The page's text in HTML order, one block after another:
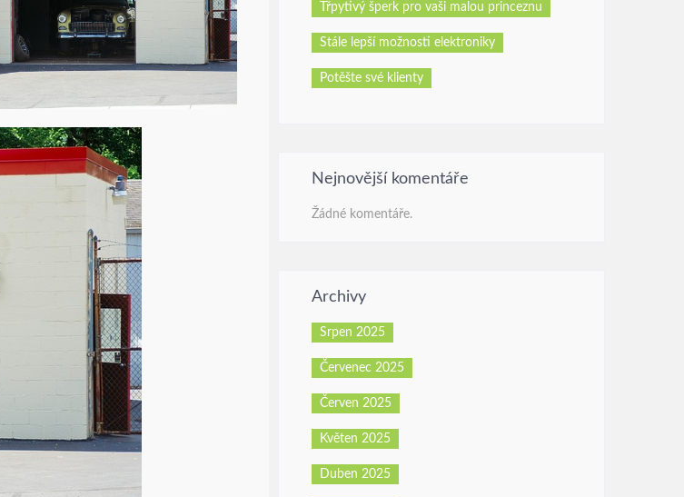
Třpytivý šperk pro vaši malou princeznu
Stále lepší možnosti elektroniky
Potěšte své klienty
Nejnovější komentáře
Žádné komentáře.
Archivy
Srpen 2025
Červenec 2025
Červen 2025
Květen 2025
Duben 2025